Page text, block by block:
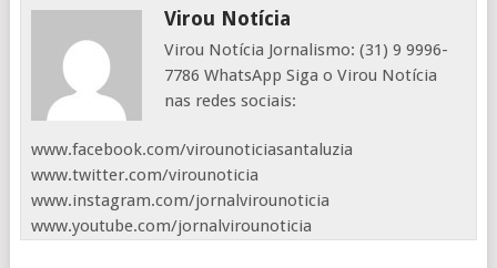
Virou Notícia
Virou Notícia Jornalismo: (31) 9 9996-
7786 WhatsApp Siga o Virou Notícia
nas redes sociais:
www.facebook.com/virounoticiasantaluzia
www.twitter.com/virounoticia
www.instagram.com/jornalvirounoticia
www.youtube.com/jornalvirounoticia